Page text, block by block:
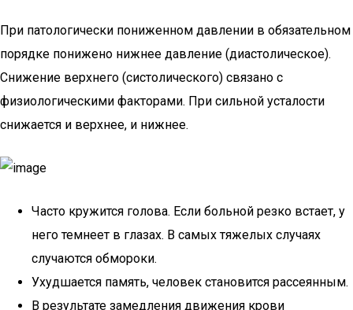
При патологически пониженном давлении в обязательном
порядке понижено нижнее давление (диастолическое).
Снижение верхнего (систолического) связано с
физиологическими факторами. При сильной усталости
снижается и верхнее, и нижнее.
Часто кружится голова. Если больной резко встает, у
него темнеет в глазах. В самых тяжелых случаях
случаются обмороки.
Ухудшается память, человек становится рассеянным.
В результате замедления движения крови